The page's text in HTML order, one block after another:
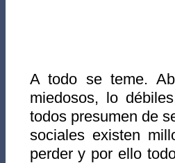
A todo se teme.
miedosos, lo
todos presumen de
sociales existen
perder y por ello